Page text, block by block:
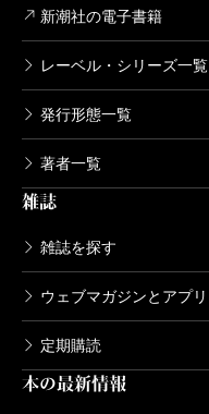
新潮社の電子書籍
レーベル・シリーズ一覧
発行形態一覧
著者一覧
雑誌
雑誌を探す
ウェブマガジンとアプリ
定期購読
本の最新情報